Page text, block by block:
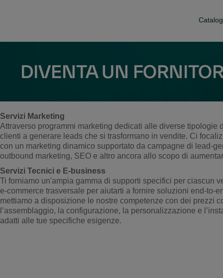
Servizi Marketing
Attraverso programmi marketing dedicati alle diverse tipologie
clienti a generare leads che si trasformano in vendite. Ci
con un marketing dinamico supportato da campagne di lead-
outbound marketing, SEO e altro ancora allo scopo di
Servizi Tecnici e E-business
Ti forniamo un'ampia gamma di supporti specifici per ciascun
e-commerce trasversale per aiutarti a fornire soluzioni end-to-
mettiamo a disposizione le nostre competenze con dei prezzi
l’assemblaggio, la configurazione, la personalizzazione e
adatti alle tue specifiche esigenze.